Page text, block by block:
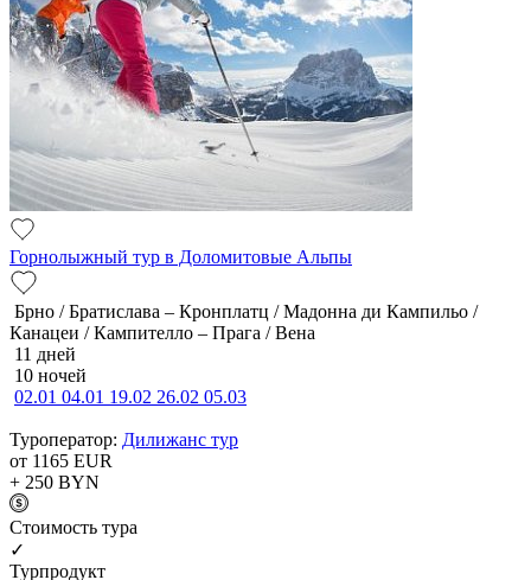
Горнолыжный тур в Доломитовые Альпы
Брно / Братислава – Кронплатц / Мадонна ди Кампильо /
Канацеи / Кампителло – Прага / Вена
11 дней
10 ночей
02.01 04.01 19.02 26.02 05.03
Туроператор: Дилижанс тур
от 1165 EUR
+ 250 BYN
Cтоимость тура
✓
Турпродукт